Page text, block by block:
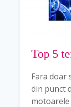
Top 5
Fara doar
din punct
motoarele